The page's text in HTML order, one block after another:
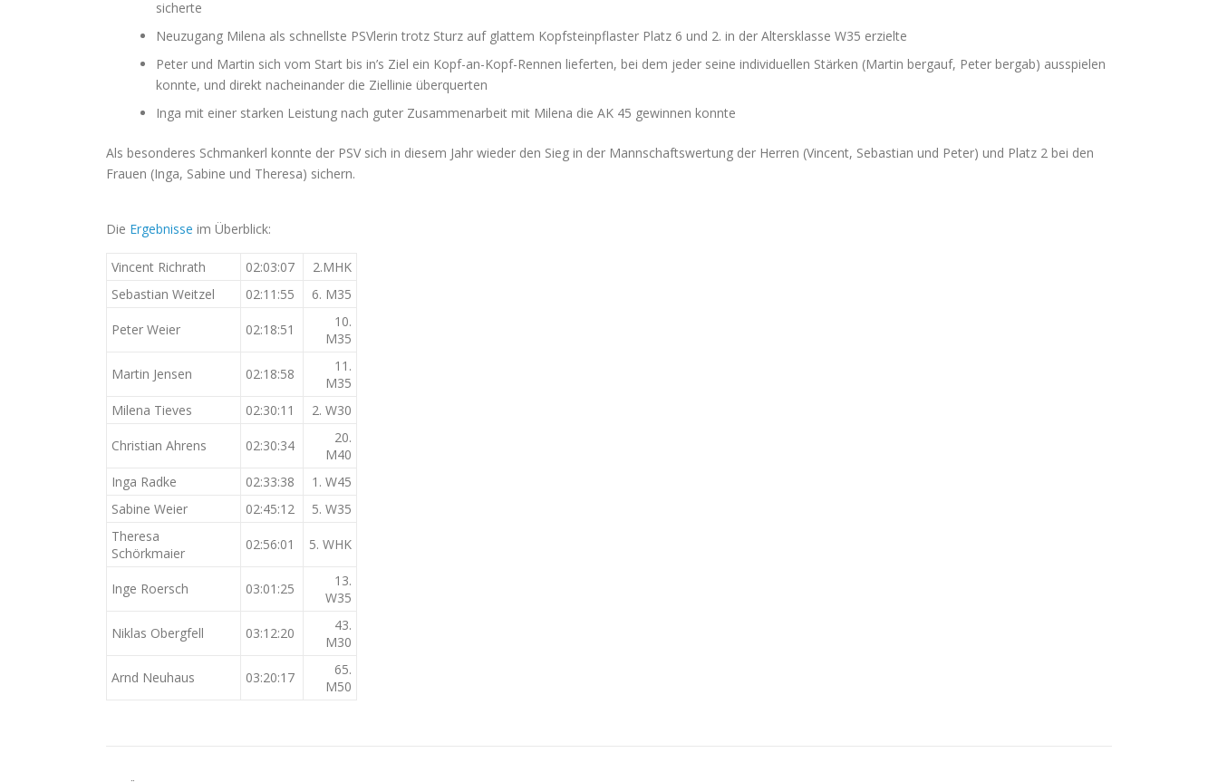
sicherte
Neuzugang Milena als schnellste PSVlerin trotz Sturz auf glattem Kopfsteinpflaster Platz 6 und 2. in der Altersklasse W35 erzielte
Peter und Martin sich vom Start bis in’s Ziel ein Kopf-an-Kopf-Rennen lieferten, bei dem jeder seine individuellen Stärken (Martin bergauf, Peter bergab) ausspielen
konnte, und direkt nacheinander die Ziellinie überquerten
Inga mit einer starken Leistung nach guter Zusammenarbeit mit Milena die AK 45 gewinnen konnte
Als besonderes Schmankerl konnte der PSV sich in diesem Jahr wieder den Sieg in der Mannschaftswertung der Herren (Vincent, Sebastian und Peter) und Platz 2 bei den
Frauen (Inga, Sabine und Theresa) sichern.
Die Ergebnisse im Überblick:
Vincent Richrath 02:03:07
2.MHK
Sebastian Weitzel
02:11:55 6. M35
Peter Weier 02:18:51
10.
M35
Martin Jensen 02:18:58
11.
M35
Milena Tieves
02:30:11 2. W30
Christian Ahrens 02:30:34
20.
M40
Inga Radke
02:33:38
1. W45
Sabine Weier
02:45:12
5. W35
Theresa
Schörkmaier
02:56:01 5. WHK
Inge Roersch 03:01:25
13.
W35
Niklas Obergfell 03:12:20
43.
M30
Arnd Neuhaus 03:20:17
65.
M50